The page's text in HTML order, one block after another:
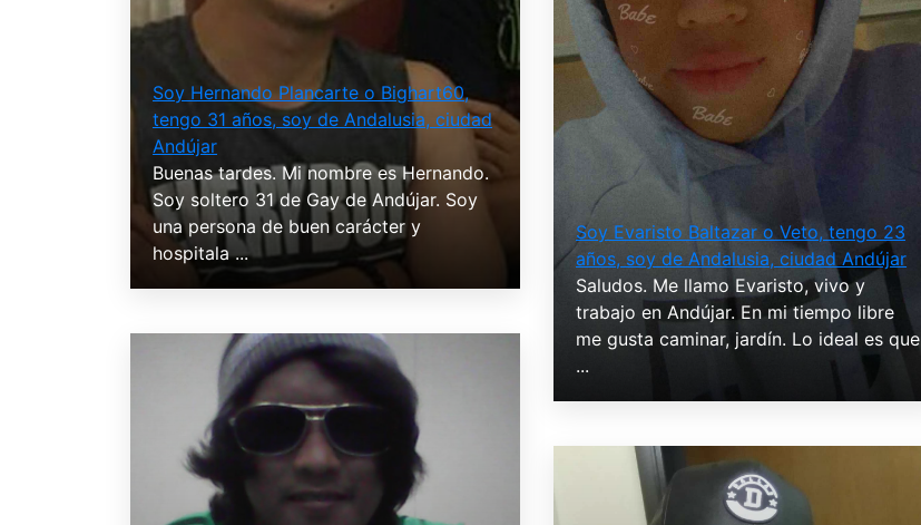
Soy Hernando Plancarte o Bighart60,
tengo 31 años, soy de Andalusia, ciudad
Andújar
Buenas tardes. Mi nombre es Hernando.
Soy soltero 31 de Gay de Andújar. Soy
una persona de buen carácter y
hospitala ...
Soy Evaristo Baltazar o Veto, tengo 23
años, soy de Andalusia, ciudad Andújar
Saludos. Me llamo Evaristo, vivo y
trabajo en Andújar. En mi tiempo libre
me gusta caminar, jardín. Lo ideal es que
...